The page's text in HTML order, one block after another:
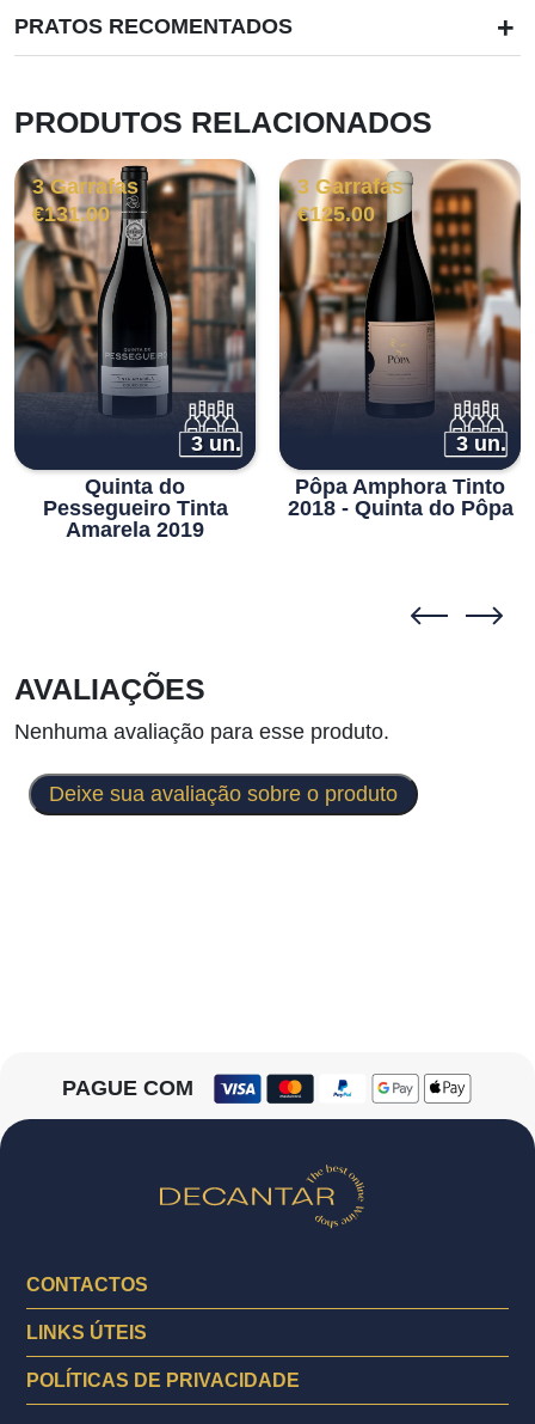
PRATOS RECOMENTADOS +
PRODUTOS RELACIONADOS
3 Garrafas
€131.00
3 un.
Quinta do
Pessegueiro Tinta
Amarela 2019
3 Garrafas
€125.00
3 un.
Pôpa Amphora Tinto
2018 - Quinta do Pôpa
AVALIAÇÕES
Nenhuma avaliação para esse produto.
Deixe sua avaliação sobre o produto
PAGUE COM
CONTACTOS
LINKS ÚTEIS
POLÍTICAS DE PRIVACIDADE